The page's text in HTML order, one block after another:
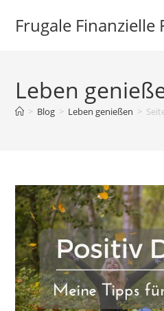
InhaltFrugale Finanzielle
Leben
> Blog > Leben genießen >